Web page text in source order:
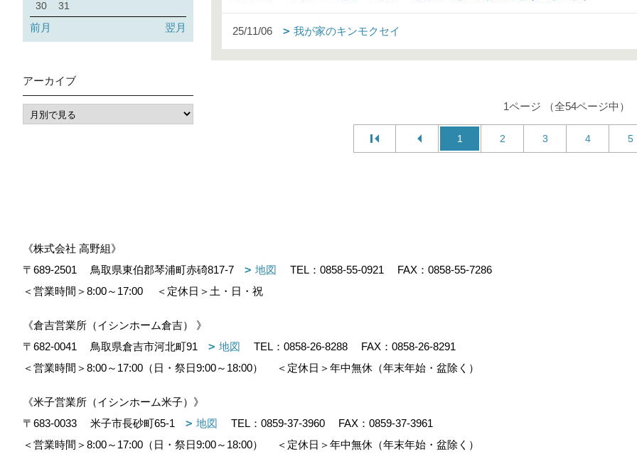
25/11/06 我が家のキンモクセイ
1ページ （全54ページ中）
1 2 3 4 5
30
31
前月 翌月
アーカイブ
《株式会社 高野組》
〒689-2501
鳥取県東伯郡琴浦町赤碕817-7 地図 TEL： 0858-55-0921
FAX：0858-55-7286
＜営業時間＞8:00～17:00
＜定休日＞土・日・祝
《倉吉営業所（イシンホーム倉吉） 》
〒682-0041
鳥取県倉吉市河北町91 地図 TEL： 0858-26-8288
FAX：0858-26-8291
＜営業時間＞8:00～17:00（日・祭日9:00～18:00）
＜定休日＞年中無休（年末年始・盆除く）
《米子営業所（イシンホーム米子）》
〒683-0033
米子市長砂町65-1 地図 TEL： 0859-37-3960
FAX：0859-37-3961
＜営業時間＞8:00～17:00（日・祭日9:00～18:00）
＜定休日＞年中無休（年末年始・盆除く）